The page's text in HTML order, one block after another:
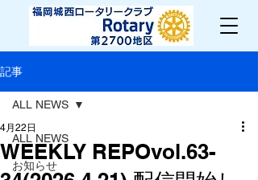
記事
ALL NEWS
お知らせ
ALL NEWS
WEEKLY REPOvol.63-
4月22日